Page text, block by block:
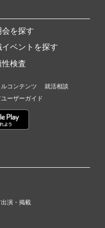
会を探す
イベントを探す
性検査
コンテンツ
就活相談
ーザーガイド
出演・掲載